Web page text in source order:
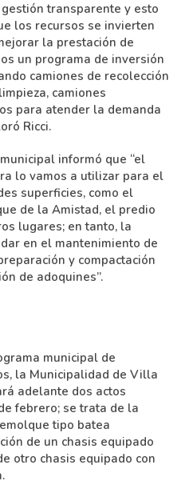
transparente y esto
los recursos se invierten
la prestación de
un programa de inversión
camiones de recolección
camiones
para atender la demanda
Ricci.
informó que “el
lo vamos a utilizar para el
superficies, como el
de la Amistad, el predio
lugares; en tanto, la
en el mantenimiento de
y compactación
de adoquines”.
municipal de
la Municipalidad de Villa
adelante dos actos
febrero; se trata de la
tipo batea
de un chasis equipado
otro chasis equipado con